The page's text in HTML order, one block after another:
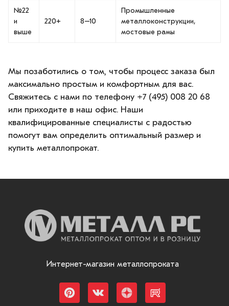
№22
и
выше
220+ 8–10
Промышленные
металлоконструкции,
мостовые рамы
Мы позаботились о том, чтобы процесс заказа был
максимально простым и комфортным для вас.
Свяжитесь с нами по телефону +7 (495) 008 20 68
или приходите в наш офис. Наши
квалифицированные специалисты с радостью
помогут вам определить оптимальный размер и
купить металлопрокат.
Интернет-магазин металлопроката